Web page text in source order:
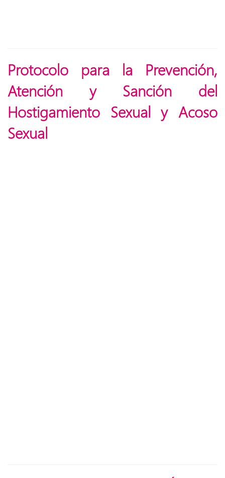
Protocolo para la Prevención,
Atención y Sanción del
Hostigamiento Sexual y Acoso
Sexual